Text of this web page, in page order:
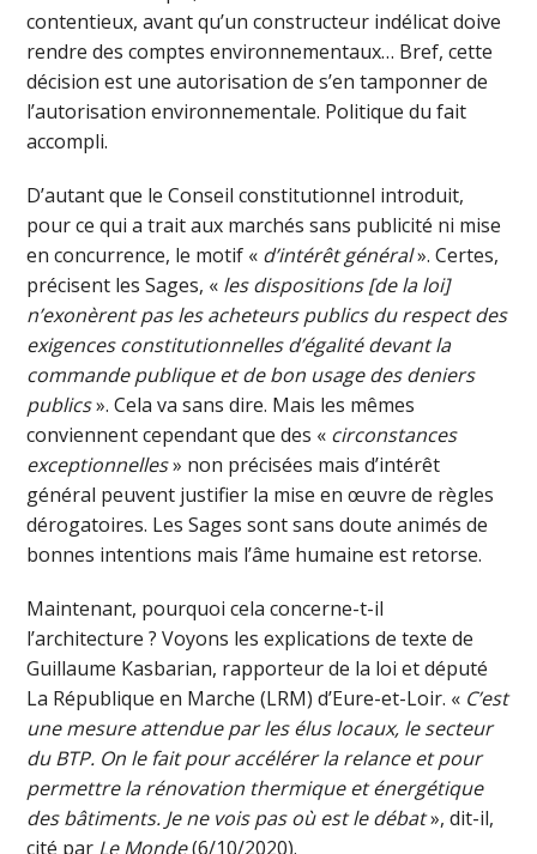
contentieux, avant qu’un constructeur indélicat doive
rendre des comptes environnementaux… Bref, cette
décision est une autorisation de s’en tamponner de
l’autorisation environnementale. Politique du fait
accompli.
D’autant que le Conseil constitutionnel introduit,
pour ce qui a trait aux marchés sans publicité ni mise
en concurrence, le motif « d’intérêt général». Certes,
précisent les Sages, « les dispositions [de la loi]
n’exonèrent pas les acheteurs publics du respect des
exigences constitutionnelles d’égalité devant la
commande publique et de bon usage des deniers
publics». Cela va sans dire. Mais les mêmes
conviennent cependant que des « circonstances
exceptionnelles» non précisées mais d’intérêt
général peuvent justifier la mise en œuvre de règles
dérogatoires. Les Sages sont sans doute animés de
bonnes intentions mais l’âme humaine est retorse.
Maintenant, pourquoi cela concerne-t-il
l’architecture ? Voyons les explications de texte de
Guillaume Kasbarian, rapporteur de la loi et député
La République en Marche (LRM) d’Eure-et-Loir. « C’est
une mesure attendue par les élus locaux, le secteur
du BTP. On le fait pour accélérer la relance et pour
permettre la rénovation thermique et énergétique
des bâtiments. Je ne vois pas où est le débat», dit-il,
cité par Le Monde(6/10/2020).